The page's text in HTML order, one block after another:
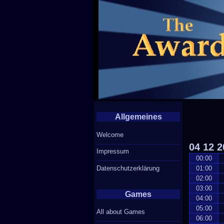
04 12
00:00
01:00
02:00
03:00
04:00
05:00
06:00
Allgemeines
Welcome
Impressum
Datenschutzerklärung
Games
All about Games